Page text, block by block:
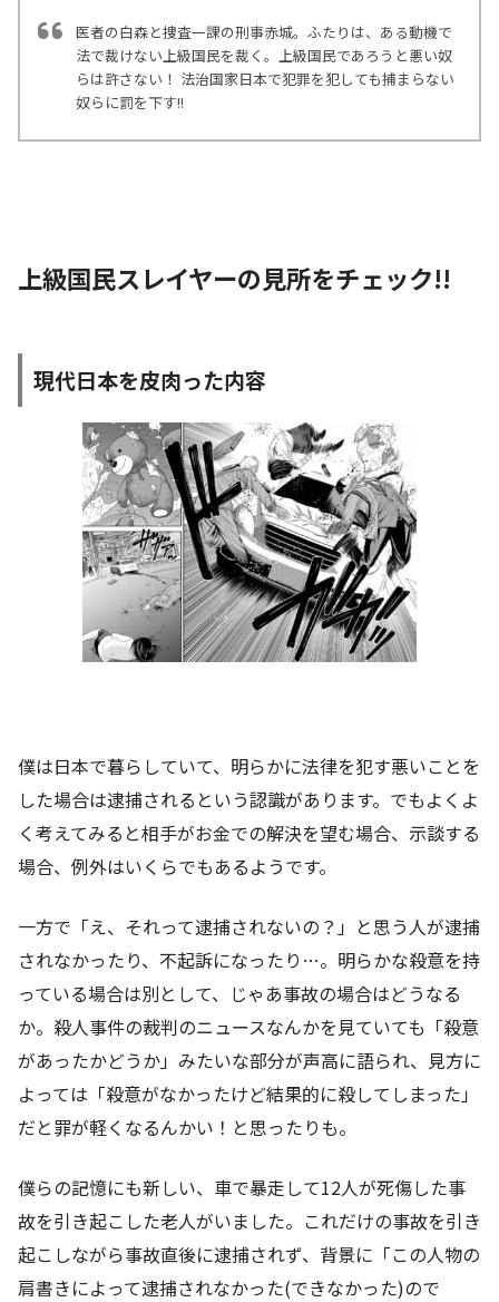
医者の白森と捜査一課の刑事赤城。ふたりは、ある動機で
法で裁けない上級国民を裁く。上級国民であろうと悪い奴
らは許さない！ 法治国家日本で犯罪を犯しても捕まらない
奴らに罰を下す!!
上級国民スレイヤーの見所をチェック!!
現代日本を皮肉った内容
僕は日本で暮らしていて、明らかに法律を犯す悪いことを
した場合は逮捕されるという認識があります。でもよくよ
く考えてみると相手がお金での解決を望む場合、示談する
場合、例外はいくらでもあるようです。
一方で「え、それって逮捕されないの？」と思う人が逮捕
されなかったり、不起訴になったり…。明らかな殺意を持
っている場合は別として、じゃあ事故の場合はどうなる
か。殺人事件の裁判のニュースなんかを見ていても「殺意
があったかどうか」みたいな部分が声高に語られ、見方に
よっては「殺意がなかったけど結果的に殺してしまった」
だと罪が軽くなるんかい！と思ったりも。
僕らの記憶にも新しい、車で暴走して12人が死傷した事
故を引き起こした老人がいました。これだけの事故を引き
起こしながら事故直後に逮捕されず、背景に「この人物の
肩書きによって逮捕されなかった(できなかった)ので